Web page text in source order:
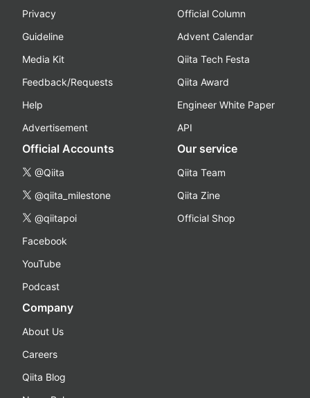
Privacy
Guideline
Media Kit
Feedback/Requests
Help
Advertisement
Official Column
Advent Calendar
Qiita Tech Festa
Qiita Award
Engineer White Paper
API
Official Accounts
@Qiita
@qiita_milestone
@qiitapoi
Facebook
YouTube
Podcast
Our service
Qiita Team
Qiita Zine
Official Shop
Company
About Us
Careers
Qiita Blog